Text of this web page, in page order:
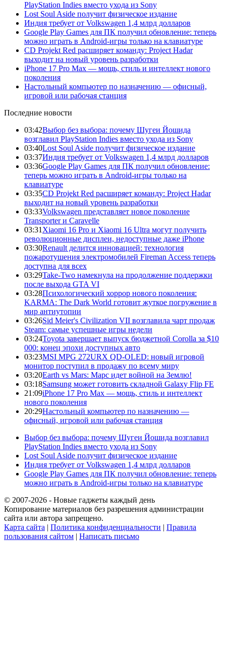
PlayStation Indies вместо ухода из Sony
Lost Soul Aside получит физическое издание
Индия требует от Volkswagen 1,4 млрд долларов
Google Play Games для ПК получил обновление: теперь
можно играть в Android-игры только на клавиатуре
CD Projekt Red расширяет команду: Project Hadar
выходит на новый уровень разработки
iPhone 17 Pro Max — мощь, стиль и интеллект нового
поколения
Настольный компьютер по назначению — офисный,
игровой или рабочая станция
Последние новости
03:42Выбор без выбора: почему Шугеи Йошида
возглавил PlayStation Indies вместо ухода из Sony
03:40Lost Soul Aside получит физическое издание
03:37Индия требует от Volkswagen 1,4 млрд долларов
03:36Google Play Games для ПК получил обновление:
теперь можно играть в Android-игры только на
клавиатуре
03:35CD Projekt Red расширяет команду: Project Hadar
выходит на новый уровень разработки
03:33Volkswagen представляет новое поколение
Transporter и Caravelle
03:31 Xiaomi 16 Pro и Xiaomi 16 Ultra могут получить
революционные дисплеи, недоступные даже iPhone
03:30Renault делится инновацией: технология
пожаротушения электромобилей Fireman Access теперь
доступна для всех
03:29Take-Two намекнула на продолжение поддержки
после выхода GTA VI
03:28Психологический хоррор нового поколения:
KARMA: The Dark World готовит жуткое погружение в
мир антиутопии
03:26Sid Meier's Civilization VII возглавила чарт продаж
Steam: самые успешные игры недели
03:24Toyota завершает выпуск бюджетной Corolla за $10
000: конец эпохи доступных авто
03:23MSI MPG 272URX QD-OLED: новый игровой
монитор поступил в продажу по всему миру
03:20Earth vs Mars: Марс идет войной на Землю!
03:18Samsung может готовить складной Galaxy Flip FE
21:09iPhone 17 Pro Max — мощь, стиль и интеллект
нового поколения
20:29Настольный компьютер по назначению —
офисный, игровой или рабочая станция
Выбор без выбора: почему Шугеи Йошида возглавил
PlayStation Indies вместо ухода из Sony
Lost Soul Aside получит физическое издание
Индия требует от Volkswagen 1,4 млрд долларов
Google Play Games для ПК получил обновление: теперь
можно играть в Android-игры только на клавиатуре
© 2007-2026 - Новые гаджеты каждый день
Копирование материалов без разрешения администрации
сайта или автора запрещено.
Карта сайта | Политика конфиденциальности | Правила
пользования сайтом | Написать письмо